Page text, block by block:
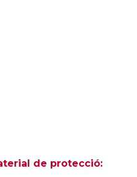
de protecció: